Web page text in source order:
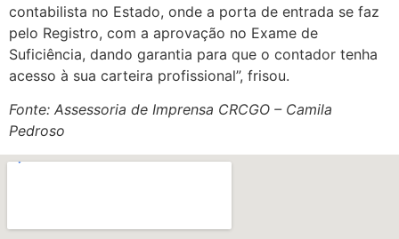
contabilista no Estado, onde a porta de entrada se faz
pelo Registro, com a aprovação no Exame de
Suficiência, dando garantia para que o contador tenha
acesso à sua carteira profissional”, frisou.
Fonte: Assessoria de Imprensa CRCGO – Camila
Pedroso